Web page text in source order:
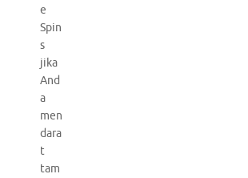
e
Spin
s
jika
And
a
men
dara
t
tam